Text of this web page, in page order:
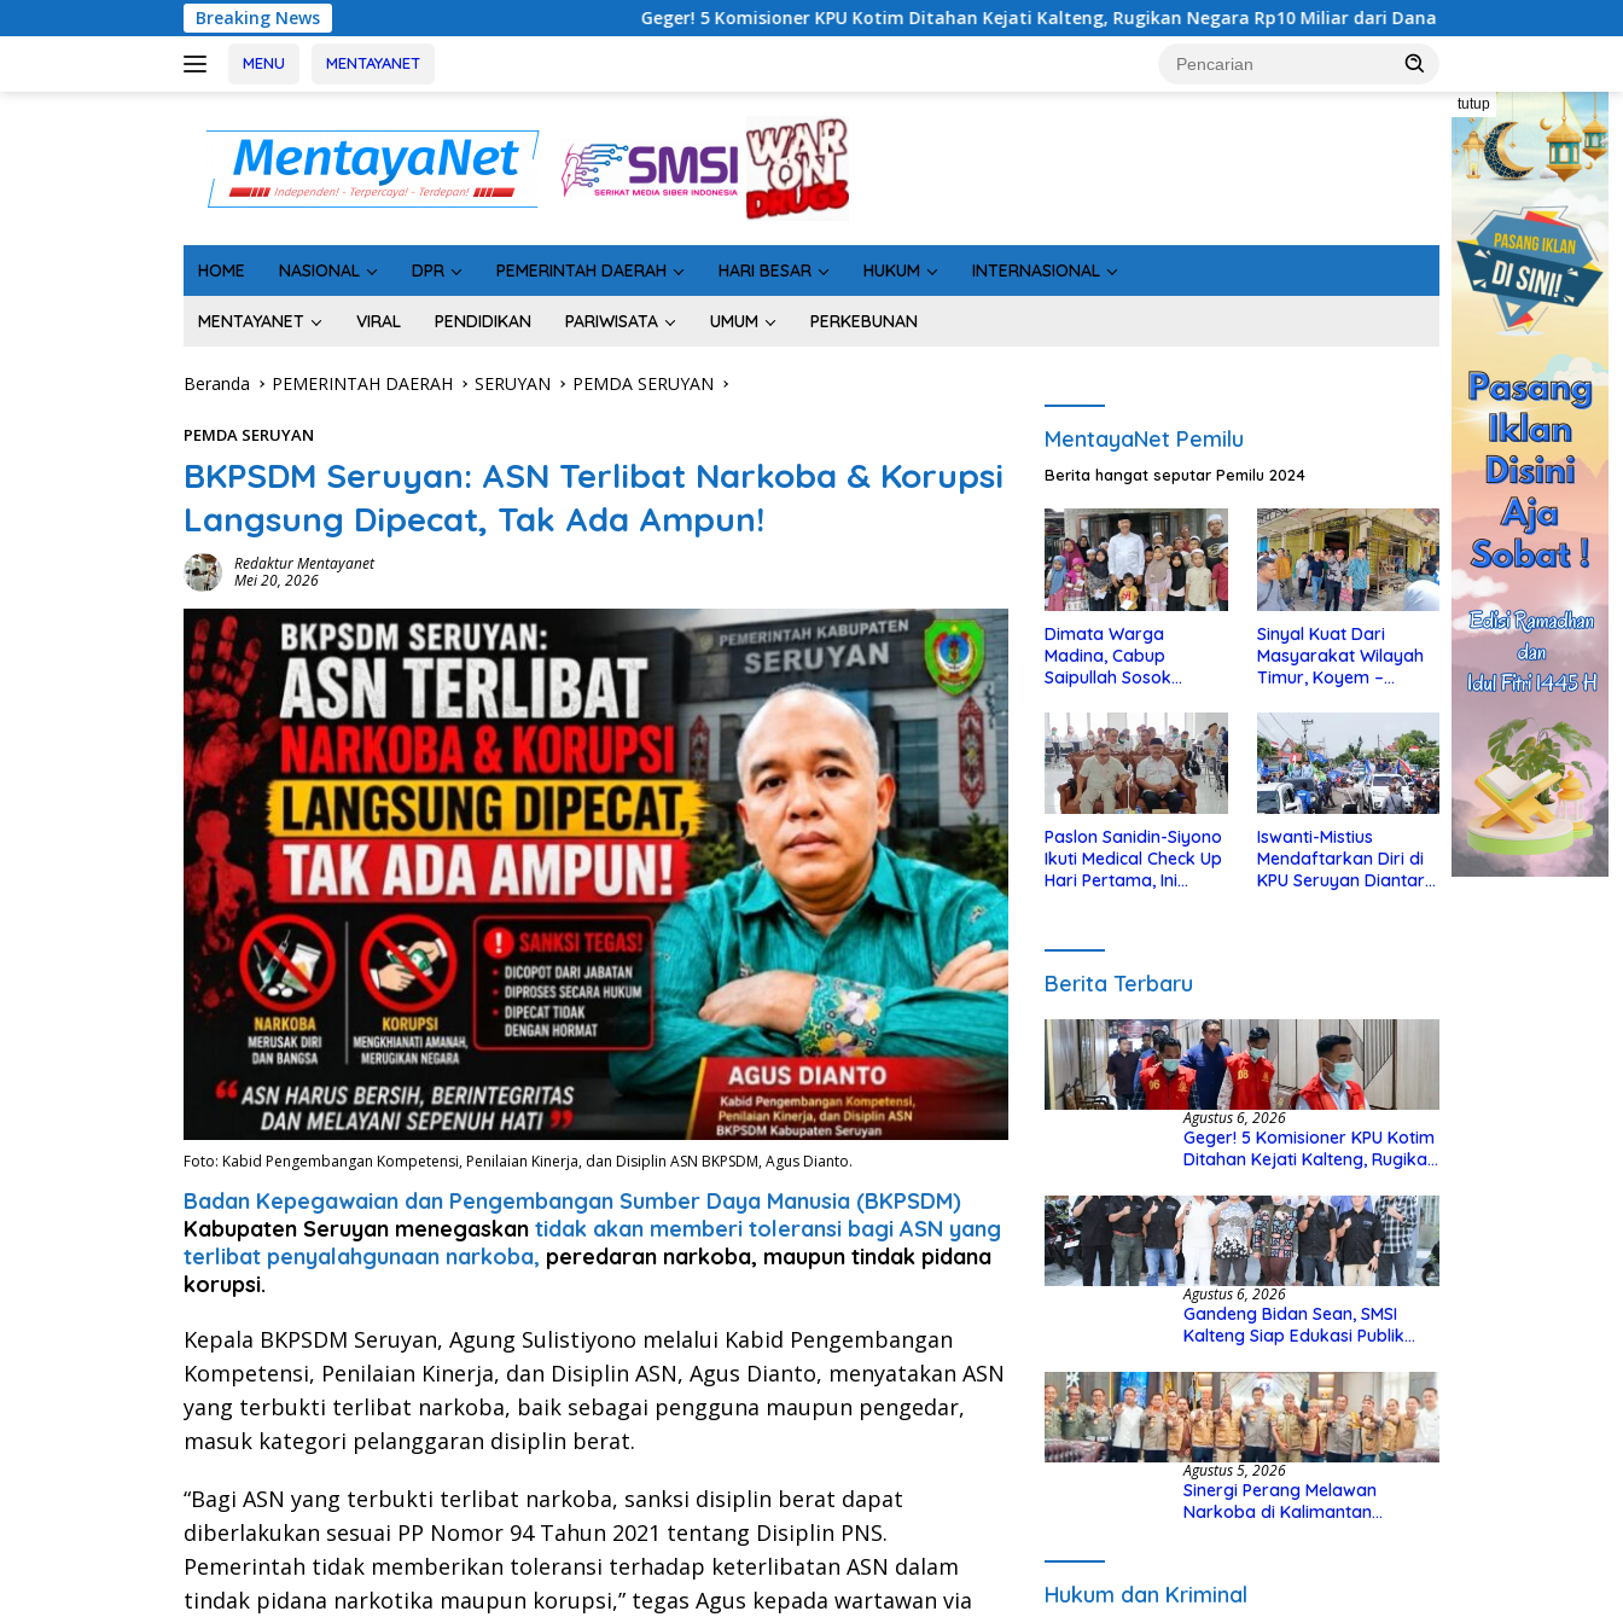
ke
Breaking News Geger! 5 Komisioner KPU Kotim Ditahan Kejati Kalteng, Rugikan Negara Rp10 Miliar dari Dana Hibah Rp40 Miliar Gandeng Bidan Sean,
MENU MENTAYANET
tutup
HOME NASIONAL DPR PEMERINTAH DAERAH HARI BESAR HUKUM INTERNASIONAL
MENTAYANET VIRAL PENDIDIKAN PARIWISATA UMUM PERKEBUNAN
Beranda PEMERINTAH DAERAH SERUYAN PEMDA SERUYAN
PEMDA SERUYAN
BKPSDM Seruyan: ASN Terlibat Narkoba & Korupsi
Langsung Dipecat, Tak Ada Ampun!
Redaktur Mentayanet
Mei 20, 2026
Foto: Kabid Pengembangan Kompetensi, Penilaian Kinerja, dan Disiplin ASN BKPSDM, Agus Dianto.
Badan Kepegawaian dan Pengembangan Sumber Daya Manusia (BKPSDM)
Kabupaten Seruyan menegaskan tidak akan memberi toleransi bagi ASN yang
terlibat penyalahgunaan narkoba, peredaran narkoba, maupun tindak pidana
korupsi.
Kepala BKPSDM Seruyan, Agung Sulistiyono melalui Kabid Pengembangan
Kompetensi, Penilaian Kinerja, dan Disiplin ASN, Agus Dianto, menyatakan ASN
yang terbukti terlibat narkoba, baik sebagai pengguna maupun pengedar,
masuk kategori pelanggaran disiplin berat.
“Bagi ASN yang terbukti terlibat narkoba, sanksi disiplin berat dapat
diberlakukan sesuai PP Nomor 94 Tahun 2021 tentang Disiplin PNS.
Pemerintah tidak memberikan toleransi terhadap keterlibatan ASN dalam
tindak pidana narkotika maupun korupsi,” tegas Agus kepada wartawan via
MentayaNet Pemilu
Berita hangat seputar Pemilu 2024
Dimata Warga
Madina, Cabup
Saipullah Sosok
Anak Yatim
Sinyal Kuat Dari
Masyarakat Wilayah
Timur, Koyem –
di Kotim
Paslon Sanidin-Siyono
Ikuti Medical Check Up
Hari Pertama, Ini
Iswanti-Mistius
Mendaftarkan Diri di
KPU Seruyan Diantar
Berita Terbaru
Agustus 6, 2026
Geger! 5 Komisioner KPU Kotim
Ditahan Kejati Kalteng, Rugikan
Hibah Rp40 Miliar
Agustus 6, 2026
Gandeng Bidan Sean, SMSI
Kalteng Siap Edukasi Publik
Agustus 5, 2026
Sinergi Perang Melawan
Narkoba di Kalimantan
Hukum dan Kriminal